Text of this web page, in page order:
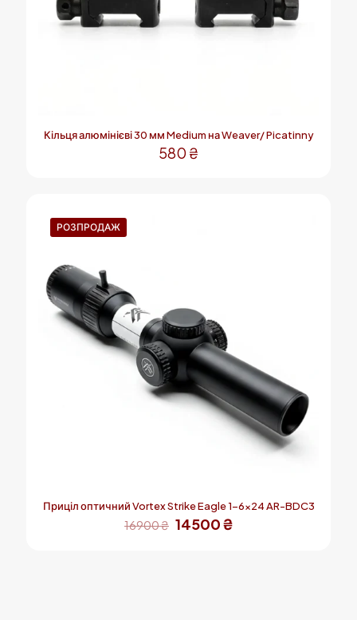
Кільця алюмінієві 30 мм Medium на Weaver/ Picatinny
580 ₴
РОЗПРОДАЖ
Приціл оптичний Vortex Strike Eagle 1-6×24 AR-BDC3
16900₴ Оригінальна
14500₴Поточна